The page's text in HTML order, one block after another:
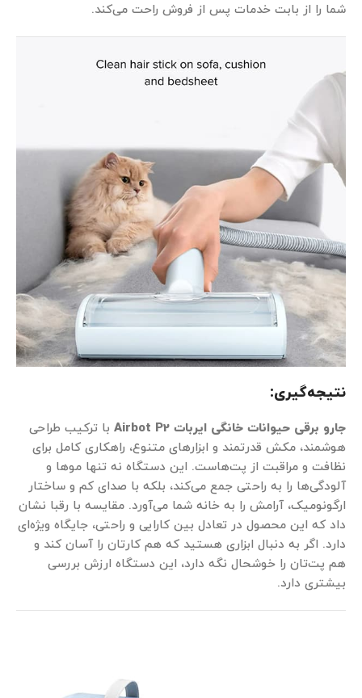
شما را از بابت خدمات پس از فروش راحت می‌کند.
نتیجه‌گیری:
جارو برقی حیوانات خانگی ایربات Airbot P2
با ترکیب طراحی
هوشمند، مکش قدرتمند و ابزارهای متنوع، راهکاری کامل برای
نظافت و مراقبت از پت‌هاست. این دستگاه نه تنها موها و
آلودگی‌ها را به راحتی جمع می‌کند، بلکه با صدای کم و ساختار
ارگونومیک، آرامش را به خانه شما می‌آورد. مقایسه با رقبا نشان
داد که این محصول در تعادل بین کارایی و راحتی، جایگاه ویژه‌ای
دارد. اگر به دنبال ابزاری هستید که هم کارتان را آسان کند و
هم پت‌تان را خوشحال نگه دارد، این دستگاه ارزش بررسی
بیشتری دارد.